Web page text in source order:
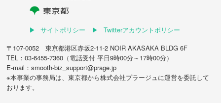
サイトポリシー
Twitterアカウントポリシー
〒107-0052 東京都港区赤坂2-11-2 NOIR AKASAKA BLDG 6F
TEL：03-6455-7360（電話受付 平日9時00分～17時00分）
E-mail：smooth-biz_support@prage.jp
※本事業の事務局は、東京都から株式会社プラージュに運営を委託して
おります。